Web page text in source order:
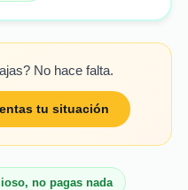
No hace falta.
tu situación
no pagas nada